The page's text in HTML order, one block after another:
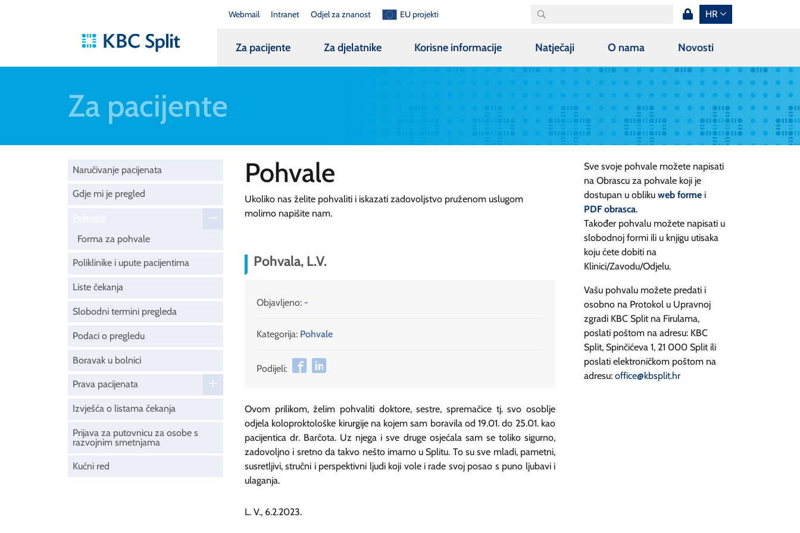
Webmail Intranet Odjel za znanost EU projekti HR
Za pacijente Za djelatnike Korisne informacije Natječaji O nama Novosti
Za pacijente
Naručivanje pacijenata
Gdje mi je pregled
Forma za pohvale
Poliklinike i upute pacijentima
Liste čekanja
Slobodni termini pregleda
Podaci o pregledu
Boravak u bolnici
Prava pacijenata
Izvješća o listama čekanja
Prijava za putovnicu za osobe s
razvojnim smetnjama
Kućni red
Pohvale
Ukoliko nas želite pohvaliti i iskazati zadovoljstvo pruženom uslugom
molimo napišite nam.
Pohvala, L.V.
Objavljeno: -
Kategorija: Pohvale
Podijeli:
Ovom prilikom, želim pohvaliti doktore, sestre, spremačice tj. svo osoblje
odjela koloproktološke kirurgije na kojem sam boravila od 19.01. do 25.01. kao
pacijentica dr. Barčota. Uz njega i sve druge osjećala sam se toliko sigurno,
zadovoljno i sretno da takvo nešto imamo u Splitu. To su sve mladi, pametni,
susretljivi, stručni i perspektivni ljudi koji vole i rade svoj posao s puno ljubavi i
ulaganja.
L. V., 6.2.2023.
Sve svoje pohvale možete napisati
na Obrascu za pohvale koji je
dostupan u obliku web forme i
PDF obrasca.
Također pohvalu možete napisati u
slobodnoj formi ili u knjigu utisaka
koju ćete dobiti na
Klinici/Zavodu/Odjelu.
Vašu pohvalu možete predati i
osobno na Protokol u Upravnoj
zgradi KBC Split na Firulama,
poslati poštom na adresu: KBC
Split, Spinčićeva 1, 21 000 Split ili
poslati elektroničkom poštom na
adresu: office@kbsplit.hr